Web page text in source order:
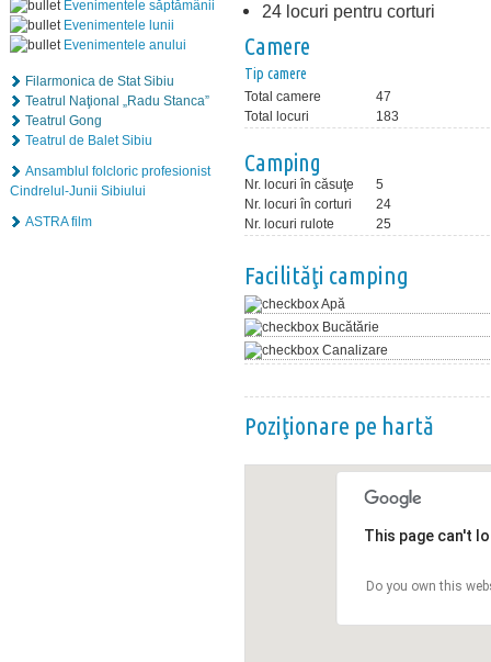
Evenimentele săptămânii
Evenimentele lunii
Evenimentele anului
Filarmonica de Stat Sibiu
Teatrul Naţional „Radu Stanca”
Teatrul Gong
Teatrul de Balet Sibiu
Ansamblul folcloric profesionist
Cindrelul-Junii Sibiului
ASTRA film
24 locuri pentru corturi
Camere
Tip camere
Total camere
47
Total locuri
183
Camping
Nr. locuri în căsuţe
5
Nr. locuri în corturi
24
Nr. locuri rulote
25
Facilităţi camping
Apă
Bucătărie
Canalizare
Poziţionare pe hartă
This page can't
Do you own this